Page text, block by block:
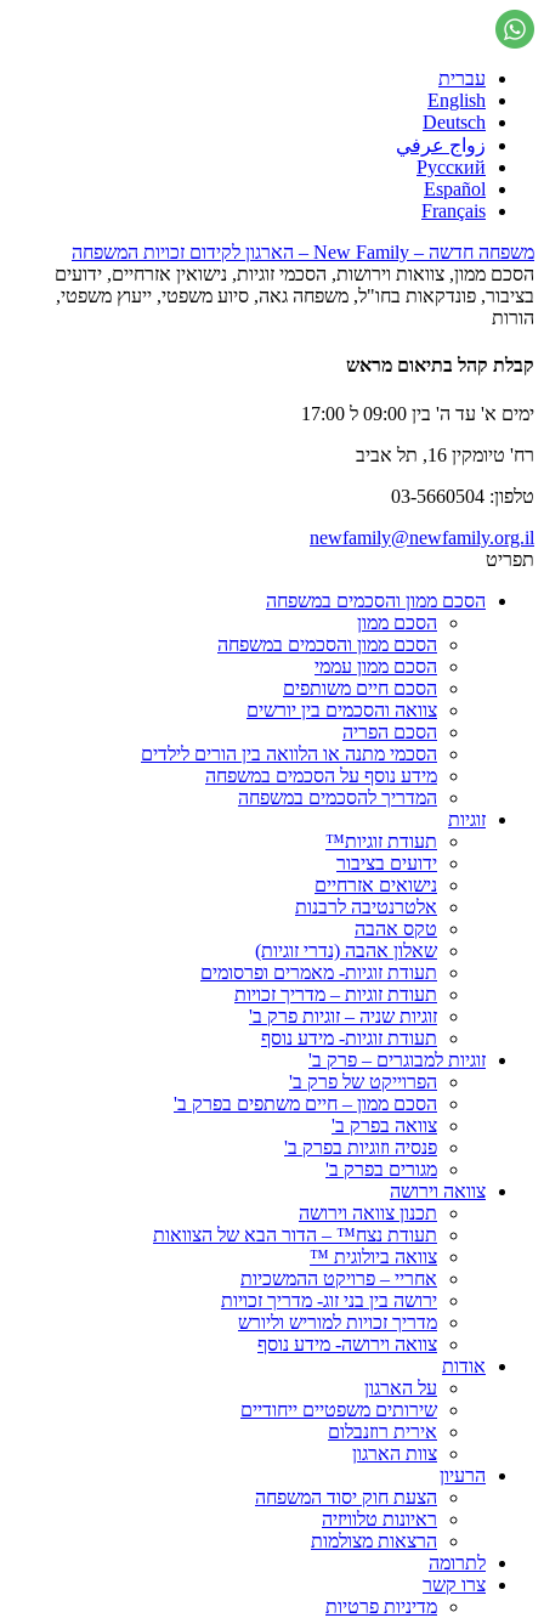
עברית
English
Deutsch
زواج عرفي
Русский
Español
Français
משפחה חדשה – New Family – הארגון לקידום זכויות המשפחה
הסכם ממון, צוואות וירושות, הסכמי זוגיות, נישואין אזרחיים, ידועים
בציבור, פונדקאות בחו"ל, משפחה גאה, סיוע משפטי, ייעוץ משפטי,
הורות
קבלת קהל בתיאום מראש
ימים א' עד ה' בין 09:00 ל 17:00
רח' טיומקין 16, תל אביב
טלפון: 03-5660504
newfamily@newfamily.org.il
תפריט
הסכם ממון והסכמים במשפחה
הסכם ממון
הסכם ממון והסכמים במשפחה
הסכם ממון עממי
הסכם חיים משותפים
צוואה והסכמים בין יורשים
הסכם הפריה
הסכמי מתנה או הלוואה בין הורים לילדים
מידע נוסף על הסכמים במשפחה
המדריך להסכמים במשפחה
זוגיות
תעודת זוגיות™
ידועים בציבור
נישואים אזרחיים
אלטרנטיבה לרבנות
טקס אהבה
שאלון אהבה (נדרי זוגיות)
תעודת זוגיות- מאמרים ופרסומים
תעודת זוגיות – מדריך זכויות
זוגיות שניה – זוגיות פרק ב'
תעודת זוגיות- מידע נוסף
זוגיות למבוגרים – פרק ב'
הפרוייקט של פרק ב'
הסכם ממון – חיים משתפים בפרק ב'
צוואה בפרק ב'
פנסיה וזוגיות בפרק ב'
מגורים בפרק ב'
צוואה וירושה
תכנון צוואה וירושה
תעודת נצח™ – הדור הבא של הצוואות
צוואה ביולוגית ™
אחריי – פרויקט ההמשכיות
ירושה בין בני זוג- מדריך זכויות
מדריך זכויות למוריש וליורש
צוואה וירושה- מידע נוסף
אודות
על הארגון
שירותים משפטיים ייחודיים
אירית רוזנבלום
צוות הארגון
הרעיון
הצעת חוק יסוד המשפחה
ראיונות טלוויזיה
הרצאות מצולמות
לתרומה
צרו קשר
מדיניות פרטיות